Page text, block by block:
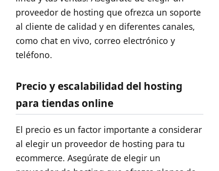
proveedor de hosting que ofrezca un soporte
al cliente de calidad y en diferentes canales,
como chat en vivo, correo electrónico y
teléfono.
Precio y escalabilidad del hosting
para tiendas online
El precio es un factor importante a considerar
al elegir un proveedor de hosting para tu
ecommerce. Asegúrate de elegir un